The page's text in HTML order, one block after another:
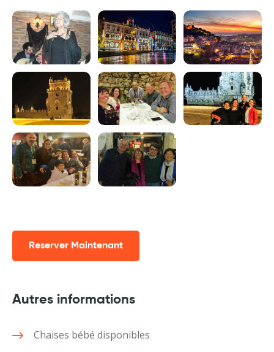
Reserver Maintenant
Autres informations
Chaises bébé disponibles